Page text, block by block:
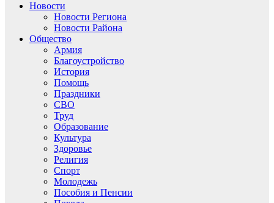
Новости
Новости Региона
Новости Района
Общество
Армия
Благоустройство
История
Помощь
Праздники
СВО
Труд
Образование
Культура
Здоровье
Религия
Спорт
Молодежь
Пособия и Пенсии